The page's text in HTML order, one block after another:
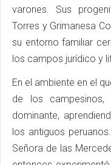
varones. Sus
Torres y Grimanesa
su entorno familiar
los campos jurídico y
En el ambiente en el
de los
dominante,
los antiguos
Señora de las